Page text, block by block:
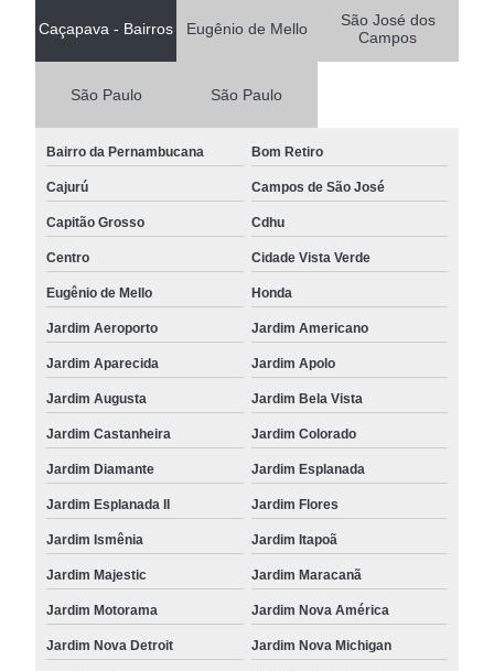
Caçapava - Bairros Eugênio de Mello
São José dos
Campos
São Paulo São Paulo
Bairro da Pernambucana Bom Retiro
Cajurú Campos de São José
Capitão Grosso Cdhu
Centro Cidade Vista Verde
Eugênio de Mello Honda
Jardim Aeroporto Jardim Americano
Jardim Aparecida Jardim Apolo
Jardim Augusta Jardim Bela Vista
Jardim Castanheira Jardim Colorado
Jardim Diamante Jardim Esplanada
Jardim Esplanada II Jardim Flores
Jardim Ismênia Jardim Itapoã
Jardim Majestic Jardim Maracanã
Jardim Motorama Jardim Nova América
Jardim Nova Detroit Jardim Nova Michigan